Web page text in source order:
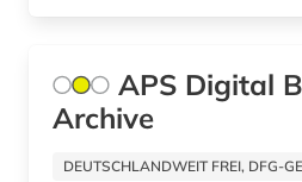
regierung (1)
rezension (1)
APS Digital
Archive
DEUTSCHLANDWEIT FREI, DFG-